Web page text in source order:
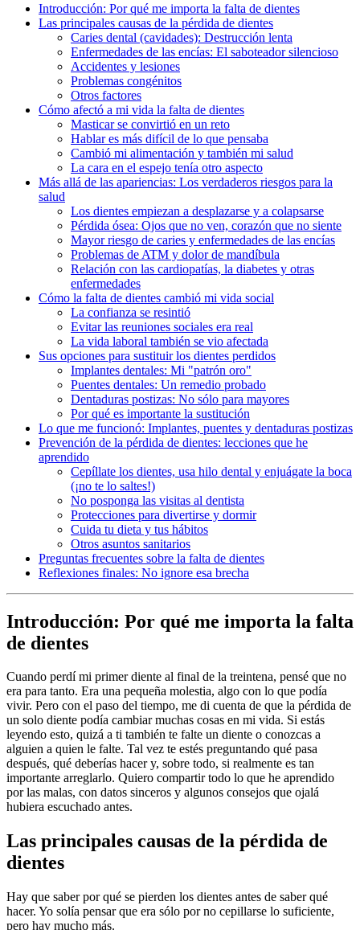
Introducción: Por qué me importa la falta de dientes
Las principales causas de la pérdida de dientes
Caries dental (cavidades): Destrucción lenta
Enfermedades de las encías: El saboteador silencioso
Accidentes y lesiones
Problemas congénitos
Otros factores
Cómo afectó a mi vida la falta de dientes
Masticar se convirtió en un reto
Hablar es más difícil de lo que pensaba
Cambió mi alimentación y también mi salud
La cara en el espejo tenía otro aspecto
Más allá de las apariencias: Los verdaderos riesgos para la
salud
Los dientes empiezan a desplazarse y a colapsarse
Pérdida ósea: Ojos que no ven, corazón que no siente
Mayor riesgo de caries y enfermedades de las encías
Problemas de ATM y dolor de mandíbula
Relación con las cardiopatías, la diabetes y otras
enfermedades
Cómo la falta de dientes cambió mi vida social
La confianza se resintió
Evitar las reuniones sociales era real
La vida laboral también se vio afectada
Sus opciones para sustituir los dientes perdidos
Implantes dentales: Mi "patrón oro"
Puentes dentales: Un remedio probado
Dentaduras postizas: No sólo para mayores
Por qué es importante la sustitución
Lo que me funcionó: Implantes, puentes y dentaduras postizas
Prevención de la pérdida de dientes: lecciones que he
aprendido
Cepíllate los dientes, usa hilo dental y enjuágate la boca
(¡no te lo saltes!)
No posponga las visitas al dentista
Protecciones para divertirse y dormir
Cuida tu dieta y tus hábitos
Otros asuntos sanitarios
Preguntas frecuentes sobre la falta de dientes
Reflexiones finales: No ignore esa brecha
Introducción: Por qué me importa la falta
de dientes
Cuando perdí mi primer diente al final de la treintena, pensé que no
era para tanto. Era una pequeña molestia, algo con lo que podía
vivir. Pero con el paso del tiempo, me di cuenta de que la pérdida de
un solo diente podía cambiar muchas cosas en mi vida. Si estás
leyendo esto, quizá a ti también te falte un diente o conozcas a
alguien a quien le falte. Tal vez te estés preguntando qué pasa
después, qué deberías hacer y, sobre todo, si realmente es tan
importante arreglarlo. Quiero compartir todo lo que he aprendido
por las malas, con datos sinceros y algunos consejos que ojalá
hubiera escuchado antes.
Las principales causas de la pérdida de
dientes
Hay que saber por qué se pierden los dientes antes de saber qué
hacer. Yo solía pensar que era sólo por no cepillarse lo suficiente,
pero hay mucho más.